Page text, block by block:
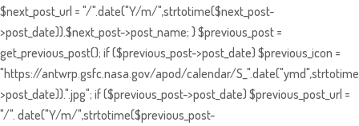
$next_post_url = "/".date("Y/m/",strtotime($next_post-
>post_date)).$next_post->post_name; } $previous_post =
get_previous_post(); if ($previous_post->post_date) $previous_icon =
"https://antwrp.gsfc.nasa.gov/apod/calendar/
>post_date)).".jpg"; if ($previous_post->post_date) $previous_post_url =
"/". date("Y/m/",strtotime($previous_post-